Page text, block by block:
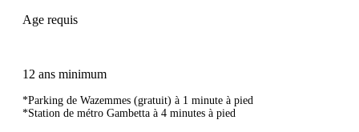
Age requis
12 ans minimum
*Parking de Wazemmes (gratuit) à 1 minute à pied
*Station de métro Gambetta à 4 minutes à pied